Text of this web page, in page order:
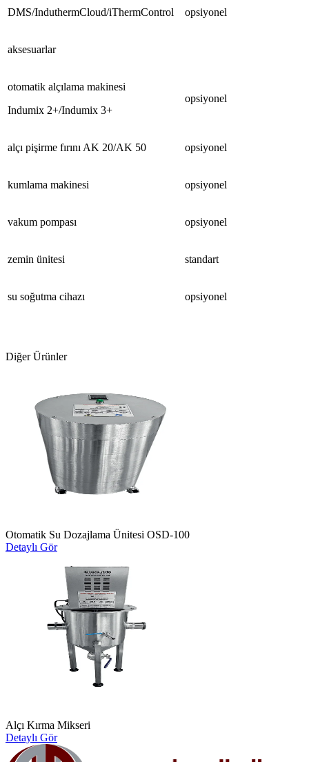
DMS/InduthermCloud/iThermControl opsiyonel
aksesuarlar
otomatik alçılama makinesi
Indumix 2+/Indumix 3+
opsiyonel
alçı pişirme fırını AK 20/AK 50 opsiyonel
kumlama makinesi opsiyonel
vakum pompası opsiyonel
zemin ünitesi standart
su soğutma cihazı opsiyonel
Diğer Ürünler
Otomatik Su Dozajlama Ünitesi OSD-100
Detaylı Gör
Alçı Kırma Mikseri
Detaylı Gör